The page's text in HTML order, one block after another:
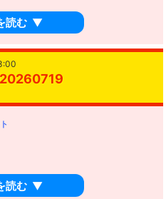
読む ▼
読む ▼